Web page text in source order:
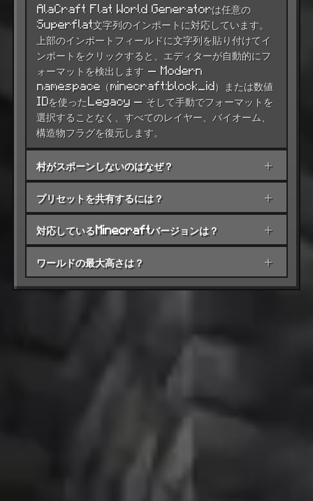
AlaCraft Flat World Generatorは任意の
Superflat文字列のインポートに対応しています。
上部のインポートフィールドに文字列を貼り付けてイ
ンポートをクリックすると、エディターが自動的にフ
ォーマットを検出します — Modern
namespace（minecraft:block_id）または数値
IDを使ったLegacy — そして手動でフォーマットを
選択することなく、すべてのレイヤー、バイオーム、
構造物フラグを復元します。
村がスポーンしないのはなぜ？ +
プリセットを共有するには？ +
対応しているMinecraftバージョンは？ +
ワールドの最大高さは？ +